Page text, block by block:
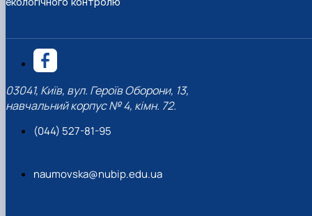
03041, Київ, вул. Героїв Оборони, 13,
навчальний корпус № 4, кімн. 72.
(044) 527-81-95
naumovska@nubip.edu.ua